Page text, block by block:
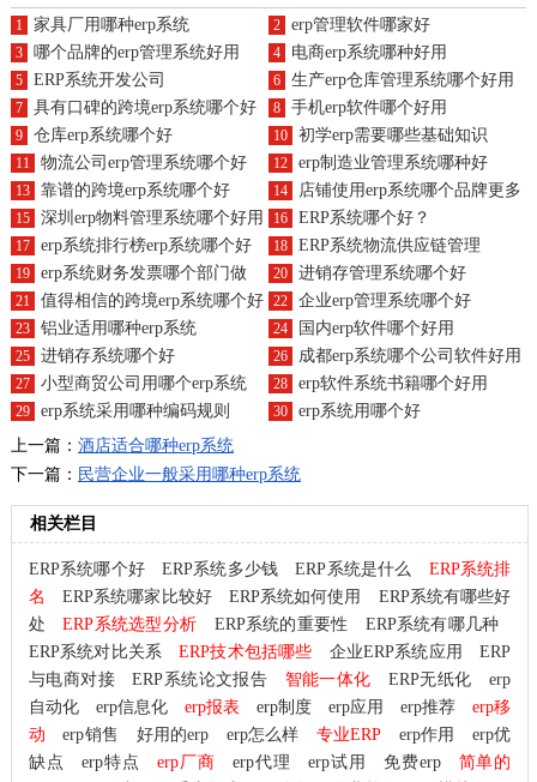
1 家具厂用哪种erp系统 2 erp管理软件哪家好
3 哪个品牌的erp管理系统好用 4 电商erp系统哪种好用
5 ERP系统开发公司 6 生产erp仓库管理系统哪个好用
7 具有口碑的跨境erp系统哪个好 8 手机erp软件哪个好用
9 仓库erp系统哪个好 10 初学erp需要哪些基础知识
11 物流公司erp管理系统哪个好 12 erp制造业管理系统哪种好
13 靠谱的跨境erp系统哪个好 14 店铺使用erp系统哪个品牌更多
15 深圳erp物料管理系统哪个好用 16 ERP系统哪个好？
17 erp系统排行榜erp系统哪个好 18 ERP系统物流供应链管理
19 erp系统财务发票哪个部门做 20 进销存管理系统哪个好
21 值得相信的跨境erp系统哪个好 22 企业erp管理系统哪个好
23 铝业适用哪种erp系统 24 国内erp软件哪个好用
25 进销存系统哪个好 26 成都erp系统哪个公司软件好用
27 小型商贸公司用哪个erp系统 28 erp软件系统书籍哪个好用
29 erp系统采用哪种编码规则 30
erp系统用哪个好
上一篇： 酒店适合哪种erp系统
下一篇： 民营企业一般采用哪种erp系统
相关栏目
ERP系统哪个好 ERP系统多少钱 ERP系统是什么
ERP系统排
名
ERP系统哪家比较好 ERP系统如何使用
ERP系统有哪些好
处
ERP系统选型分析 ERP系统的重要性
ERP系统有哪几种
ERP系统对比关系
ERP技术包括哪些 企业ERP系统应用
ERP
与电商对接
ERP系统论文报告 智能一体化 ERP无纸化
erp
自动化
erp信息化 erp报表 erp制度 erp应用 erp推荐
erp移
动
erp销售 好用的erp erp怎么样 专业ERP erp作用
erp优
缺点
erp特点 erp厂商 erp代理 erp试用 免费erp
简单的